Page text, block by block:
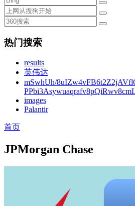
热门搜索
results
英伟达
mSwhUh/
images
Palantir
首页
JPMorgan Chase